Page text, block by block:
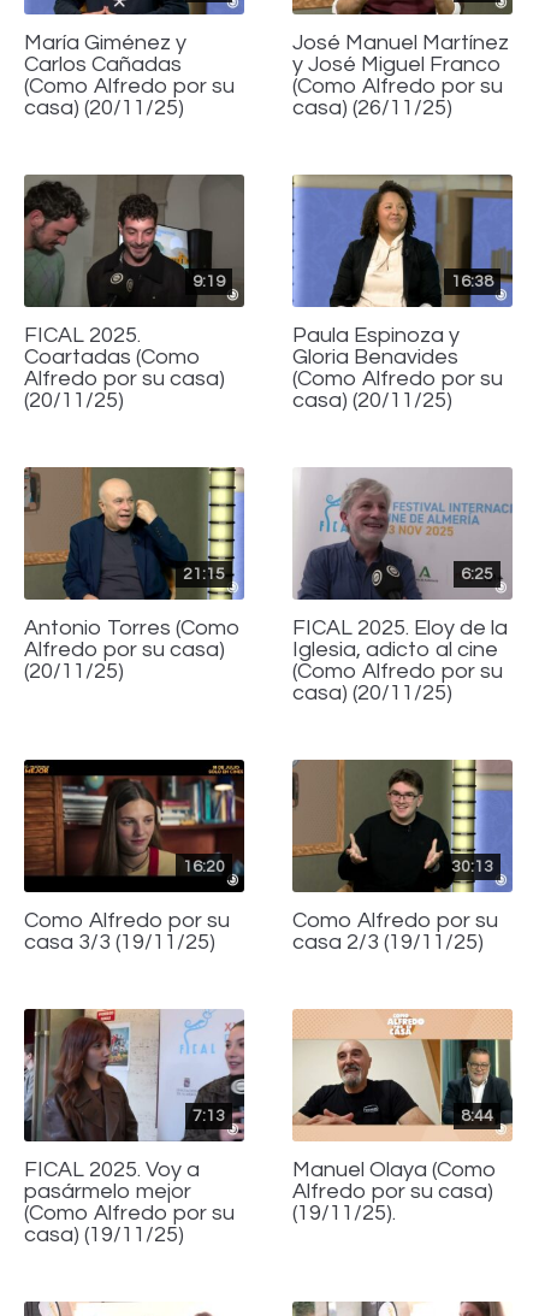
María Giménez y
Carlos Cañadas
(Como Alfredo por su
casa) (20/11/25)
José Manuel Martínez
y José Miguel Franco
(Como Alfredo por su
casa) (26/11/25)
9:19
FICAL 2025.
Coartadas (Como
Alfredo por su casa)
(20/11/25)
16:38
Paula Espinoza y
Gloria Benavides
(Como Alfredo por su
casa) (20/11/25)
21:15
Antonio Torres (Como
Alfredo por su casa)
(20/11/25)
6:25
FICAL 2025. Eloy de la
Iglesia, adicto al cine
(Como Alfredo por su
casa) (20/11/25)
16:20
Como Alfredo por su
casa 3/3 (19/11/25)
30:13
Como Alfredo por su
casa 2/3 (19/11/25)
7:13
FICAL 2025. Voy a
pasármelo mejor
(Como Alfredo por su
casa) (19/11/25)
8:44
Manuel Olaya (Como
Alfredo por su casa)
(19/11/25).